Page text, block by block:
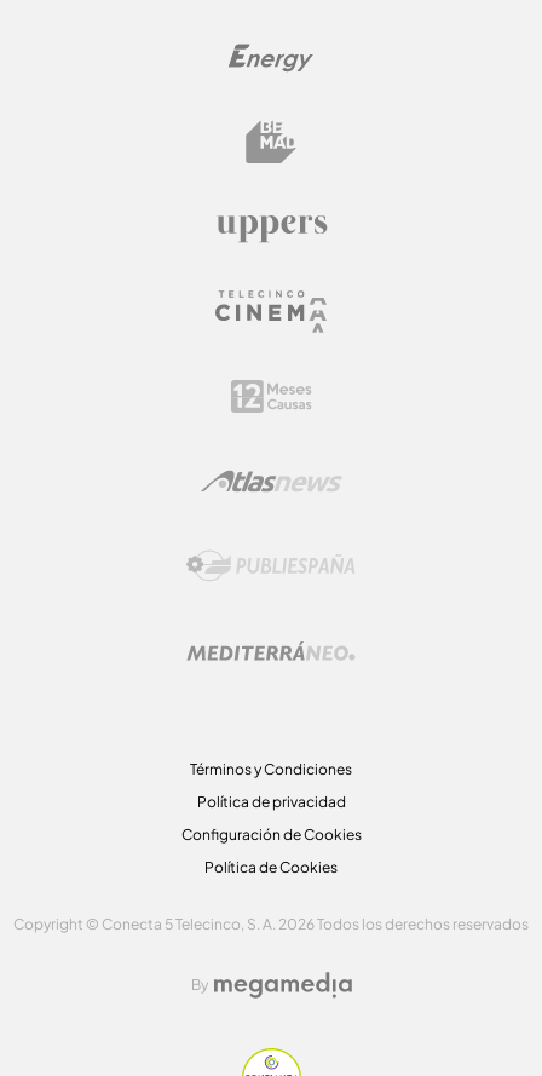
Términos y Condiciones
Política de privacidad
Configuración de Cookies
Política de Cookies
Copyright © Conecta 5 Telecinco, S. A. 2026 Todos los derechos reservados
By